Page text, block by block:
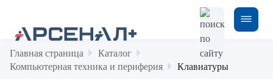
Главная страница
Каталог
Компьютерная техника и периферия
Клавиатуры